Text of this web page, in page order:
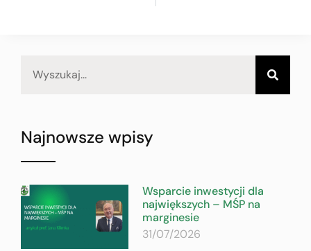
Najnowsze wpisy
Wsparcie inwestycji dla
największych – MŚP na
marginesie
31/07/2026